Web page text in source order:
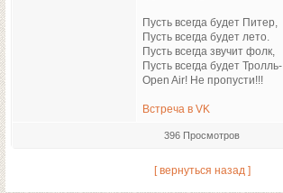
Пусть всегда будет Питер,
Пусть всегда будет лето.
Пусть всегда звучит фолк,
Пусть всегда будет Тролль-
Open Air! Не пропусти!!!
Встреча в VK
396 Просмотров
[ вернуться назад ]